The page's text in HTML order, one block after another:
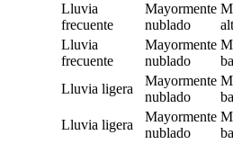
Lluvia
frecuente
Mayormente
nublado
Lluvia
frecuente
Mayormente
nublado
Lluvia ligera
Mayormente
nublado
Lluvia ligera
Mayormente
nublado